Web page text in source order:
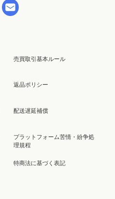
売買取引基本ルール
返品ポリシー
配送遅延補償
プラットフォーム苦情・紛争処
理規程
特商法に基づく表記